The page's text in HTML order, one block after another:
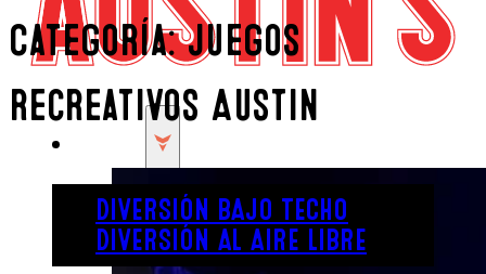
DIVERSIÓN BAJO TECHO
DIVERSIÓN AL AIRE LIBRE
Categoría:Juegos
recreativos Austin